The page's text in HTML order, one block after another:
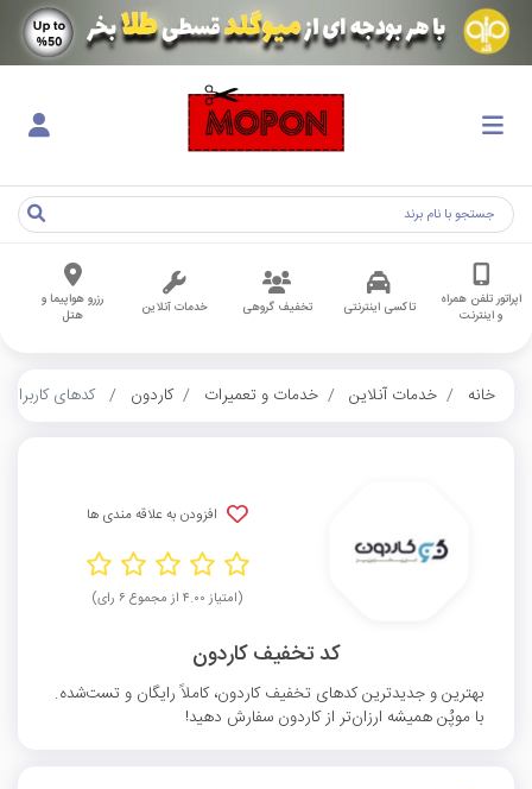
اپراتور تلفن همراه
و اینترنت
تاکسی اینترنتی تخفیف گروهی خدمات آنلاین
رزرو هواپیما و
هتل
خانه خدمات آنلاین خدمات و تعمیرات کاردون کدهای کاربران
افزودن به علاقه مندی ها
(امتیاز ۴.۰۰ از مجموع ۶ رای)
کد تخفیف کاردون
بهترین و جدیدترین کدهای تخفیف کاردون، کاملاً رایگان و تست‌شده.
با موپُن همیشه ارزان‌تر از کاردون سفارش دهید!